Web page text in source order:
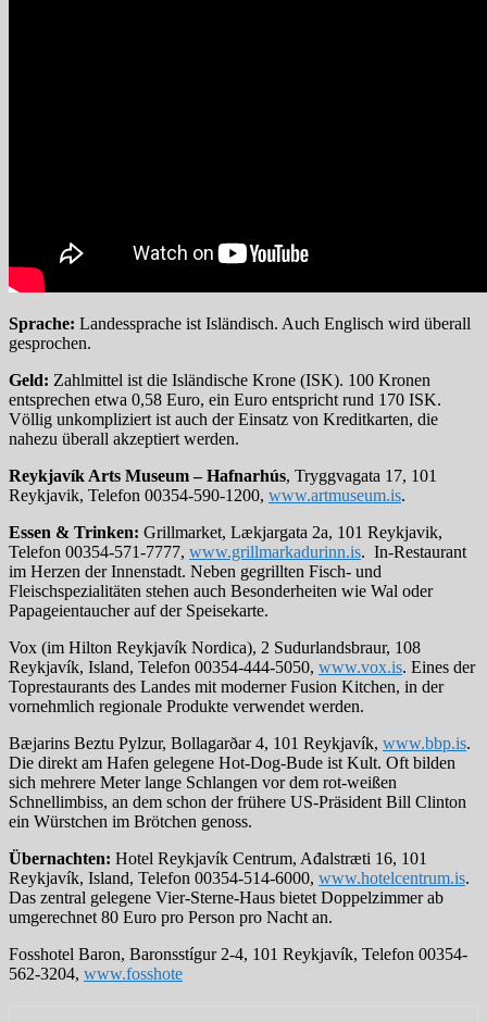
Sprache: Landessprache ist Isländisch. Auch Englisch wird überall
gesprochen.
Geld: Zahlmittel ist die Isländische Krone (ISK). 100 Kronen
entsprechen etwa 0,58 Euro, ein Euro entspricht rund 170 ISK.
Völlig unkompliziert ist auch der Einsatz von Kreditkarten, die
nahezu überall akzeptiert werden.
Reykjavík Arts Museum – Hafnarhús, Tryggvagata 17, 101
Reykjavik, Telefon 00354-590-1200, www.artmuseum.is.
Essen & Trinken: Grillmarket, Lækjargata 2a, 101 Reykjavik,
Telefon 00354-571-7777, www.grillmarkadurinn.is. In-Restaurant
im Herzen der Innenstadt. Neben gegrillten Fisch- und
Fleischspezialitäten stehen auch Besonderheiten wie Wal oder
Papageientaucher auf der Speisekarte.
Vox (im Hilton Reykjavík Nordica), 2 Sudurlandsbraur, 108
Reykjavík, Island, Telefon 00354-444-5050, www.vox.is. Eines der
Toprestaurants des Landes mit moderner Fusion Kitchen, in der
vornehmlich regionale Produkte verwendet werden.
Bæjarins Beztu Pylzur, Bollagarðar 4, 101 Reykjavík, www.bbp.is.
Die direkt am Hafen gelegene Hot-Dog-Bude ist Kult. Oft bilden
sich mehrere Meter lange Schlangen vor dem rot-weißen
Schnellimbiss, an dem schon der frühere US-Präsident Bill Clinton
ein Würstchen im Brötchen genoss.
Übernachten: Hotel Reykjavík Centrum, Ađalstræti 16, 101
Reykjavík, Island, Telefon 00354-514-6000, www.hotelcentrum.is.
Das zentral gelegene Vier-Sterne-Haus bietet Doppelzimmer ab
umgerechnet 80 Euro pro Person pro Nacht an.
Fosshotel Baron, Baronsstígur 2-4, 101 Reykjavík, Telefon 00354-
562-3204, www.fosshote